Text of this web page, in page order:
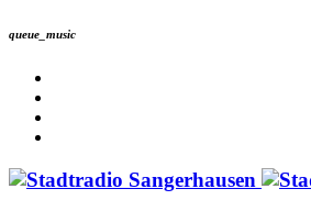
queue_music